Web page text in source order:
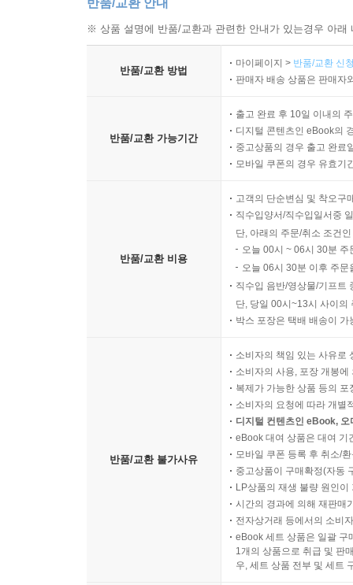
반품/교환 안내
※ 상품 설명에 반품/교환과 관련한 안내가 있는경우 아
반품/교환 방법
마이페이지 > 반품/교환 신
판매자 배송 상품은 판매자
반품/교환 가능기간
출고 완료 후 10일 이내의
디지털 콘텐츠인 eBook의
중고상품의 경우 출고 완료
모바일 쿠폰의 경우 유효기
반품/교환 비용
고객의 단순변심 및 착오구
직수입양서/직수입일서중
단, 아래의 주문/취소 조건
오늘 00시 ~ 06시 30분
오늘 06시 30분 이후 주
직수입 음반/영상물/기프트
단, 당일 00시~13시 사이의
박스 포장은 택배 배송이
반품/교환 불가사유
소비자의 책임 있는 사유로
소비자의 사용, 포장 개봉
복제가 가능한 상품 등의
소비자의 요청에 따라 개별
디지털 컨텐츠인 eBook,
eBook 대여 상품은 대여 기
모바일 쿠폰 등록 후 취소/
중고상품이 구매확정(자동
LP상품의 재생 불량 원인
시간의 경과에 의해 재판매
전자상거래 등에서의 소비
eBook 세트 상품은 일괄 구
1개의 상품으로 취급 및 판
우, 세트 상품 전부 및 세트